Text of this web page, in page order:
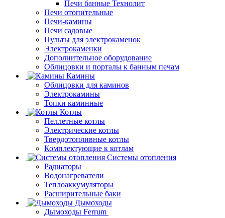
Печи банные Технолит
Печи отопительные
Печи-камины
Печи садовые
Пульты для электрокаменок
Электрокаменки
Дополнительное оборудование
Облицовки и порталы к банным печам
Камины
Облицовки для каминов
Электрокамины
Топки каминные
Котлы
Пеллетные котлы
Электрические котлы
Твердотопливные котлы
Комплектующие к котлам
Системы отопления
Радиаторы
Водонагреватели
Теплоаккумуляторы
Расширительные баки
Дымоходы
Дымоходы Ferrum